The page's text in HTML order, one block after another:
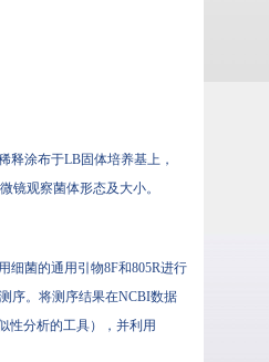
涂布于LB固体培养基上，
观察菌体形态及大小。
用细菌的通用引物8F和805R进行
序。将测序结果在NCBI数据
析的工具），并利用